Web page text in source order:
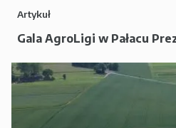
Artykuł
Gala AgroLigi w Pałacu